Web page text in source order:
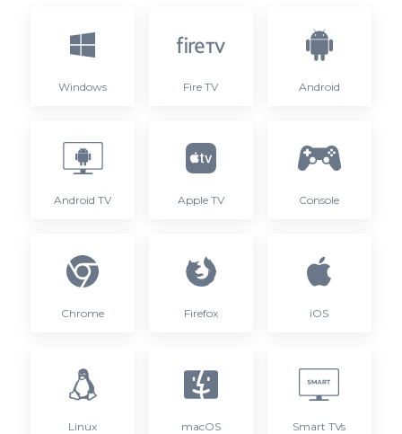
Windows Fire TV Android
Android TV Apple TV Console
Chrome Firefox iOS
Linux macOS Smart TVs